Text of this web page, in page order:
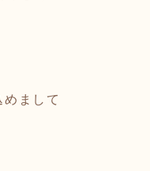
まして